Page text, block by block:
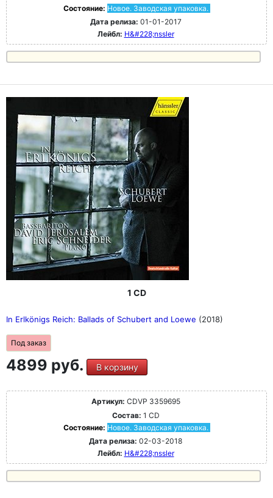
Состояние: Новое. Заводская упаковка.
Дата релиза: 01-01-2017
Лейбл: H&#228;nssler
1 CD
In Erlkönigs Reich: Ballads of Schubert and Loewe (2018)
Под заказ
4899 руб. В корзину
Артикул: CDVP 3359695
Состав: 1 CD
Состояние: Новое. Заводская упаковка.
Дата релиза: 02-03-2018
Лейбл: H&#228;nssler